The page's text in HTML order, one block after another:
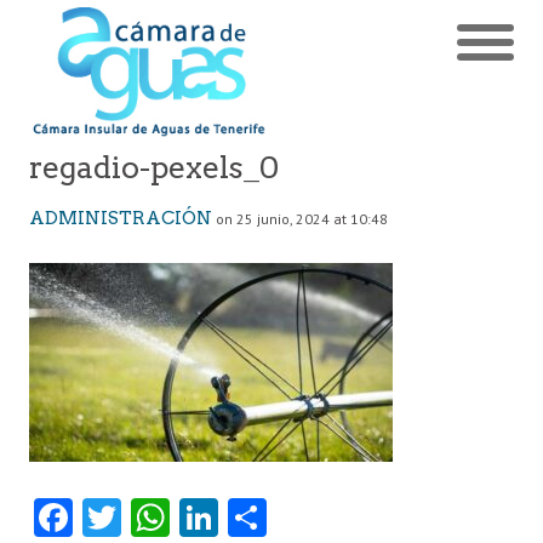
regadio-pexels_0
ADMINISTRACIÓN on 25 junio, 2024 at 10:48
Fa T W Li